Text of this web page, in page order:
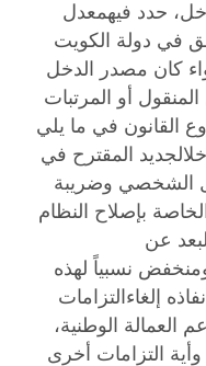
حدد فيهمعدل
في دولة الكويت
كان مصدر الدخل
أو المرتبات
القانون في ما يلي
المقترح في
الشخصي وضريبة
بإصلاح النظام
عن
نسبياً لهذه
على نفاذه إلغاءالتزامات
الوطنية،
التزامات أخرى